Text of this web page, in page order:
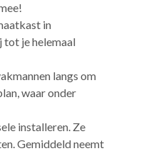
in
tot je helemaal
langs om
waar onder
installeren. Ze
Gemiddeld neemt